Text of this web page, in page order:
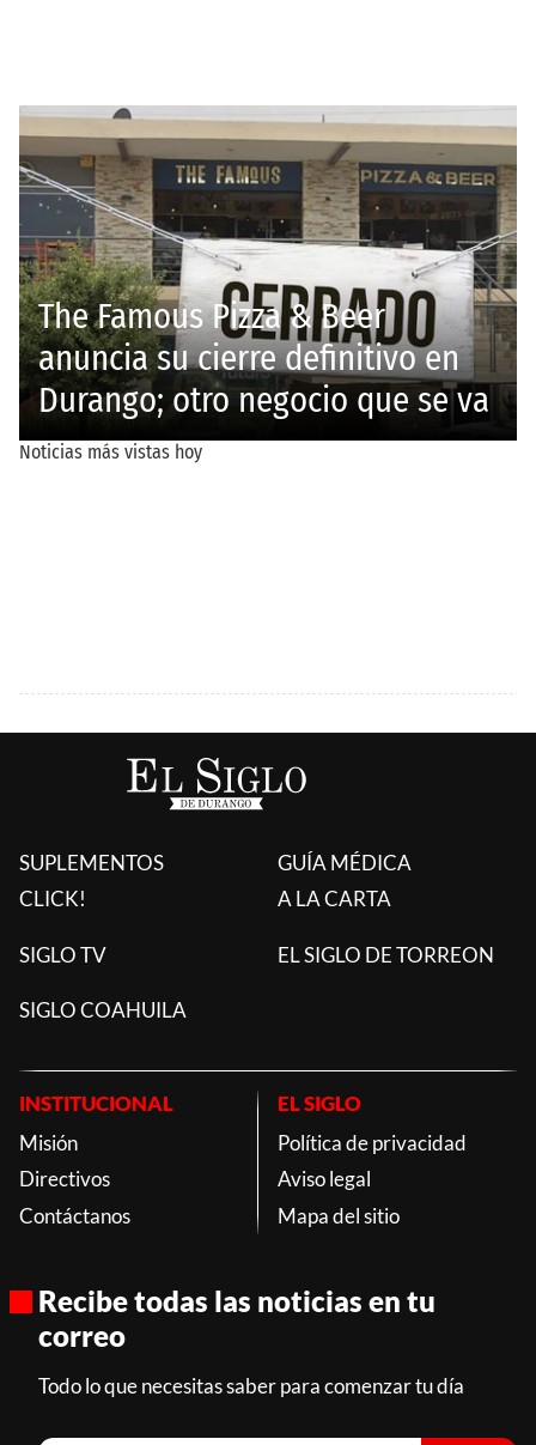
SUPLEMENTOS
CLICK!
GUÍA MÉDICA
A LA CARTA
SIGLO TV EL SIGLO DE TORREON
SIGLO COAHUILA
INSTITUCIONAL
Misión
Directivos
Contáctanos
EL SIGLO
Política de privacidad
Aviso legal
Mapa del sitio
Recibe todas las noticias en tu
correo
Todo lo que necesitas saber para comenzar tu día